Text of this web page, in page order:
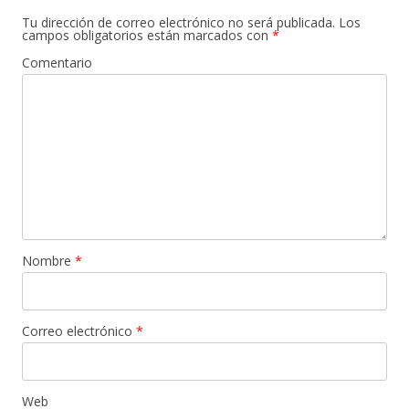
Tu dirección de correo electrónico no será publicada. Los
campos obligatorios están marcados con *
Comentario
Nombre *
Correo electrónico *
Web